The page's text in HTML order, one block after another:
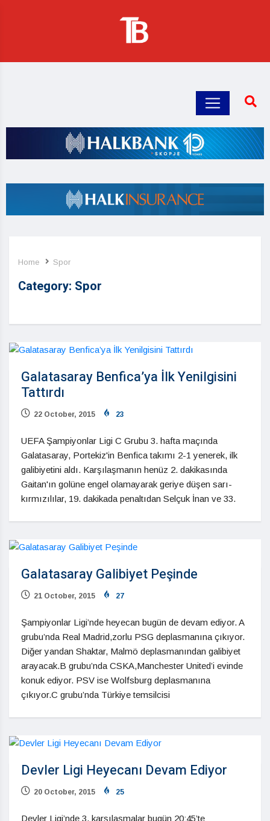
Home Spor
Category: Spor
Galatasaray Benfica’ya İlk Yenilgisini
Tattırdı
22 October, 2015 23
UEFA Şampiyonlar Ligi C Grubu 3. hafta maçında
Galatasaray, Portekiz'in Benfica takımı 2-1 yenerek, ilk
galibiyetini aldı. Karşılaşmanın henüz 2. dakikasında
Gaitan'ın golüne engel olamayarak geriye düşen sarı-
kırmızılılar, 19. dakikada penaltıdan Selçuk İnan ve 33.
Galatasaray Galibiyet Peşinde
21 October, 2015 27
Şampiyonlar Ligi’nde heyecan bugün de devam ediyor. A
grubu’nda Real Madrid,zorlu PSG deplasmanına çıkıyor.
Diğer yandan Shaktar, Malmö deplasmanından galibiyet
arayacak.B grubu’nda CSKA,Manchester United’i evinde
konuk ediyor. PSV ise Wolfsburg deplasmanına
çıkıyor.C grubu’nda Türkiye temsilcisi
Devler Ligi Heyecanı Devam Ediyor
20 October, 2015 25
Devler Ligi’nde 3. karşılaşmalar bugün 20:45’te